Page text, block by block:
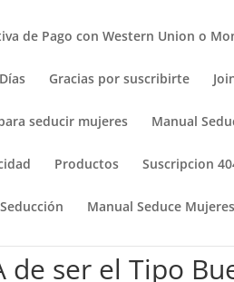
de Pago con Western Union o
Gracias por suscribirte
seducir mujeres Manual
Productos Suscripcion
Manual Seduce Mujeres
de ser el Tipo